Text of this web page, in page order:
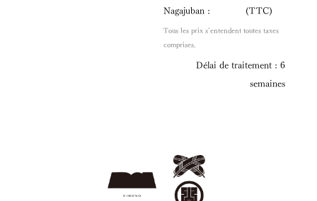
Nagajuban :
(TTC)
Tous les prix s’entendent toutes taxes
comprises.
Délai de traitement : 6
semaines